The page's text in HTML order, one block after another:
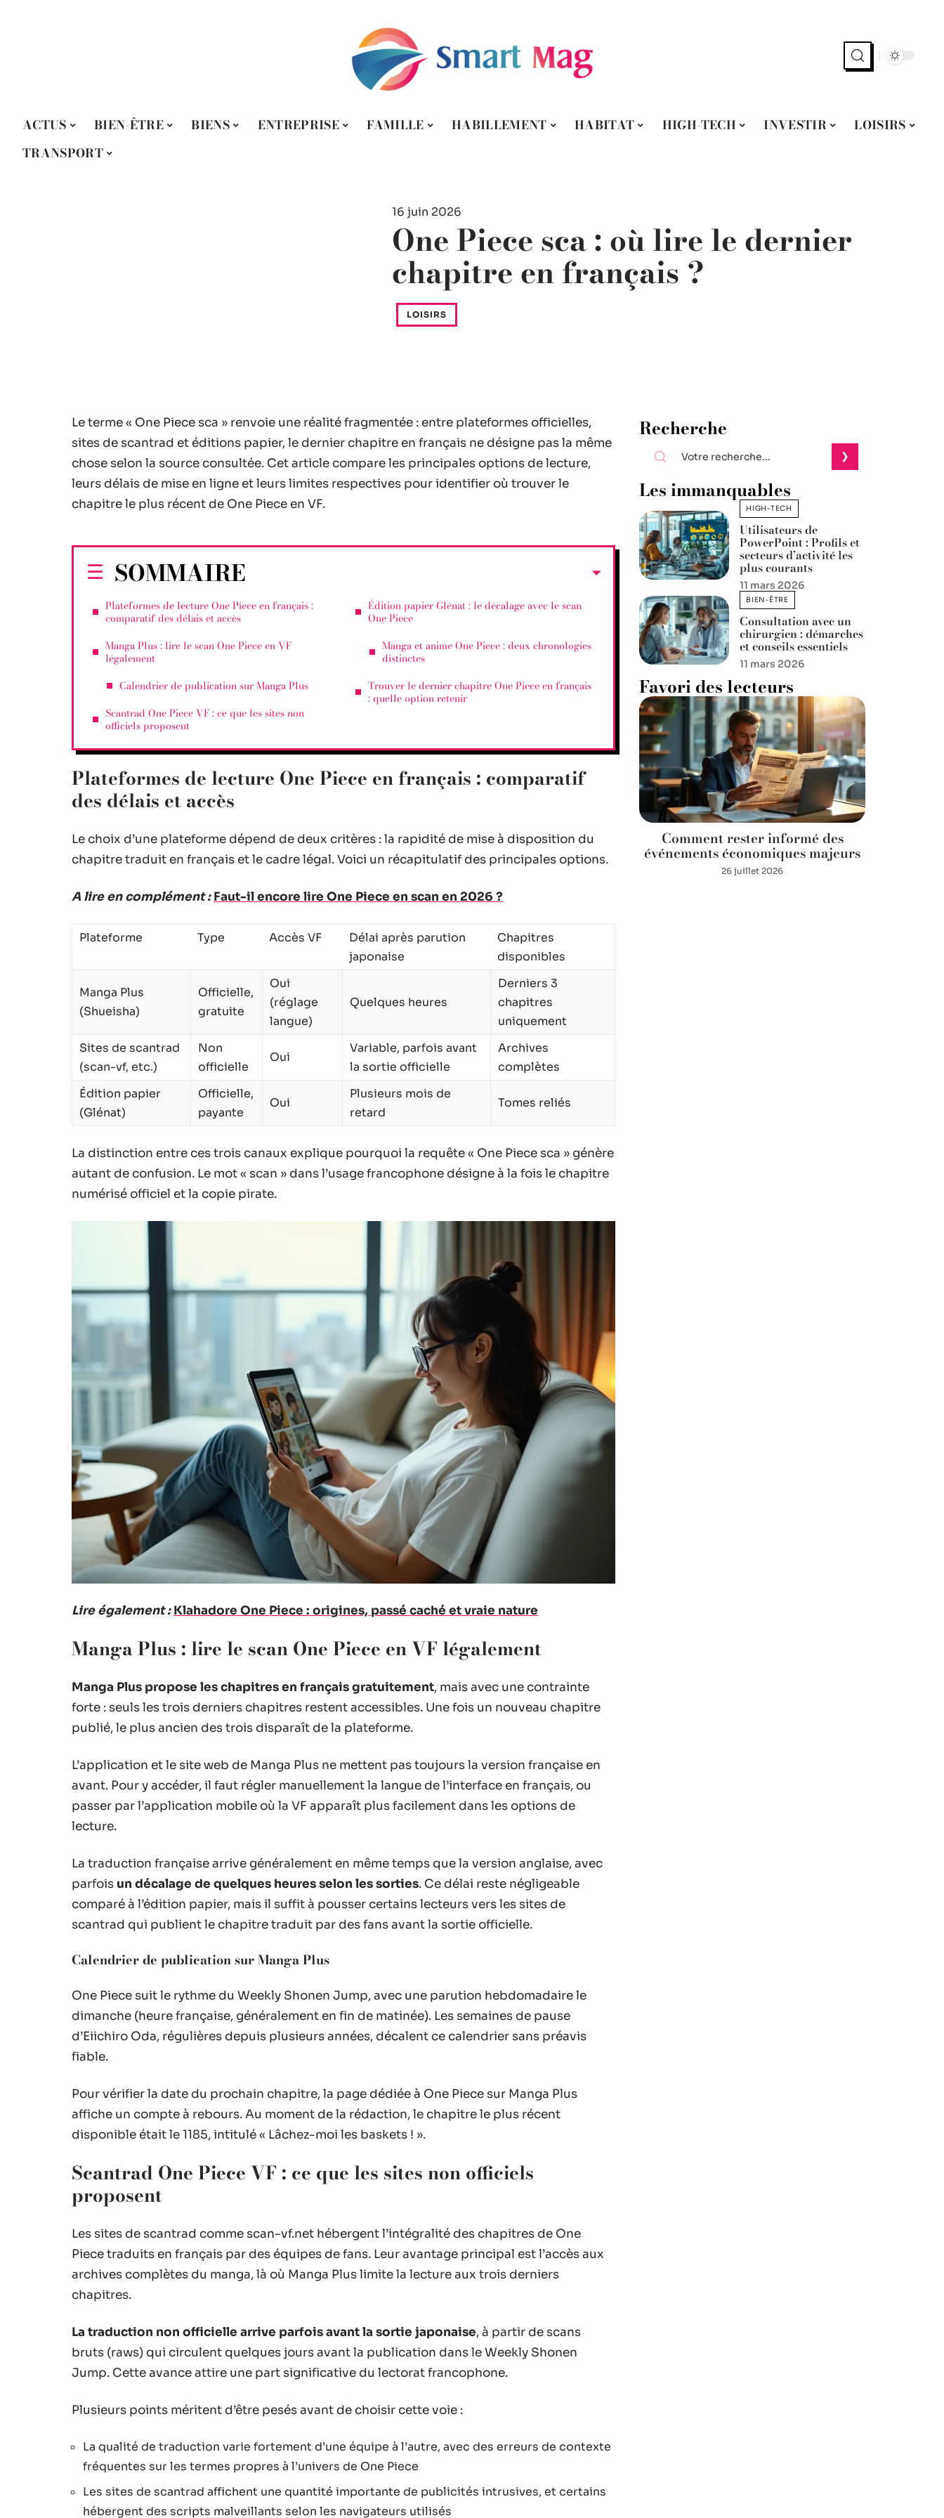
ACTUS BIEN-ÊTRE BIENS ENTREPRISE FAMILLE HABILLEMENT HABITAT HIGH-TECH INVESTIR
LOISIRS
TRANSPORT
16 juin 2026
One Piece sca : où lire le dernier
chapitre en français ?
LOISIRS
Le terme « One Piece sca » renvoie une réalité fragmentée : entre plateformes officielles,
sites de scantrad et éditions papier, le dernier chapitre en français ne désigne pas la même
chose selon la source consultée. Cet article compare les principales options de lecture,
leurs délais de mise en ligne et leurs limites respectives pour identifier où trouver le
chapitre le plus récent de One Piece en VF.
SOMMAIRE
Plateformes de lecture One Piece en français :
comparatif des délais et accès
Manga Plus : lire le scan One Piece en VF
légalement
Calendrier de publication sur Manga Plus
Scantrad One Piece VF : ce que les sites non
officiels proposent
Édition papier Glénat : le décalage avec le scan
One Piece
Manga et anime One Piece : deux chronologies
distinctes
Trouver le dernier chapitre One Piece en français
: quelle option retenir
Plateformes de lecture One Piece en français : comparatif
des délais et accès
Le choix d’une plateforme dépend de deux critères : la rapidité de mise à disposition du
chapitre traduit en français et le cadre légal. Voici un récapitulatif des principales options.
A lire en complément : Faut-il encore lire One Piece en scan en 2026 ?
Plateforme Type Accès VF
Délai après parution
japonaise
Chapitres
disponibles
Manga Plus
(Shueisha)
Officielle,
gratuite
Oui
(réglage
langue)
Quelques heures
Derniers 3
chapitres
uniquement
Sites de scantrad
(scan-vf, etc.)
Non
officielle
Oui
Variable, parfois avant
la sortie officielle
Archives
complètes
Édition papier
(Glénat)
Officielle,
payante
Oui
Plusieurs mois de
retard
Tomes reliés
La distinction entre ces trois canaux explique pourquoi la requête « One Piece sca » génère
autant de confusion. Le mot « scan » dans l’usage francophone désigne à la fois le chapitre
numérisé officiel et la copie pirate.
Lire également : Klahadore One Piece : origines, passé caché et vraie nature
Manga Plus : lire le scan One Piece en VF légalement
Manga Plus propose les chapitres en français gratuitement, mais avec une contrainte
forte : seuls les trois derniers chapitres restent accessibles. Une fois un nouveau chapitre
publié, le plus ancien des trois disparaît de la plateforme.
L’application et le site web de Manga Plus ne mettent pas toujours la version française en
avant. Pour y accéder, il faut régler manuellement la langue de l’interface en français, ou
passer par l’application mobile où la VF apparaît plus facilement dans les options de
lecture.
La traduction française arrive généralement en même temps que la version anglaise, avec
parfois un décalage de quelques heures selon les sorties. Ce délai reste négligeable
comparé à l’édition papier, mais il suffit à pousser certains lecteurs vers les sites de
scantrad qui publient le chapitre traduit par des fans avant la sortie officielle.
Calendrier de publication sur Manga Plus
One Piece suit le rythme du Weekly Shonen Jump, avec une parution hebdomadaire le
dimanche (heure française, généralement en fin de matinée). Les semaines de pause
d’Eiichiro Oda, régulières depuis plusieurs années, décalent ce calendrier sans préavis
fiable.
Pour vérifier la date du prochain chapitre, la page dédiée à One Piece sur Manga Plus
affiche un compte à rebours. Au moment de la rédaction, le chapitre le plus récent
disponible était le 1185, intitulé « Lâchez-moi les baskets ! ».
Scantrad One Piece VF : ce que les sites non officiels
proposent
Les sites de scantrad comme scan-vf.net hébergent l’intégralité des chapitres de One
Piece traduits en français par des équipes de fans. Leur avantage principal est l’accès aux
archives complètes du manga, là où Manga Plus limite la lecture aux trois derniers
chapitres.
La traduction non officielle arrive parfois avant la sortie japonaise, à partir de scans
bruts (raws) qui circulent quelques jours avant la publication dans le Weekly Shonen
Jump. Cette avance attire une part significative du lectorat francophone.
Plusieurs points méritent d’être pesés avant de choisir cette voie :
La qualité de traduction varie fortement d’une équipe à l’autre, avec des erreurs de contexte
fréquentes sur les termes propres à l’univers de One Piece
Les sites de scantrad affichent une quantité importante de publicités intrusives, et certains
hébergent des scripts malveillants selon les navigateurs utilisés
Recherche
Les immanquables
HIGH-TECH
Utilisateurs de
PowerPoint : Profils et
secteurs d’activité les
plus courants
11 mars 2026
BIEN-ÊTRE
Consultation avec un
chirurgien : démarches
et conseils essentiels
11 mars 2026
Favori des lecteurs
Comment rester informé des
événements économiques majeurs
26 juillet 2026